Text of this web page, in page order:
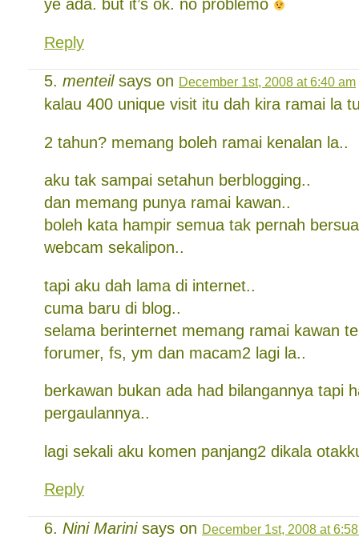
ye ada. but it’s ok. no problemo
Reply
menteilsays on December 1st, 2008 at 6:40 am
kalau 400 unique visit itu dah kira ramai la
2 tahun? memang boleh ramai kenalan la..
aku tak sampai setahun berblogging..
dan memang punya ramai kawan..
boleh kata hampir semua tak pernah
webcam sekalipon..
tapi aku dah lama di internet..
cuma baru di blog..
selama berinternet memang ramai kawan
forumer, fs, ym dan macam2 lagi la..
berkawan bukan ada had bilangannya tapi
pergaulannya..
lagi sekali aku komen panjang2 dikala
Reply
Nini Marinisays on December 1st, 2008 at